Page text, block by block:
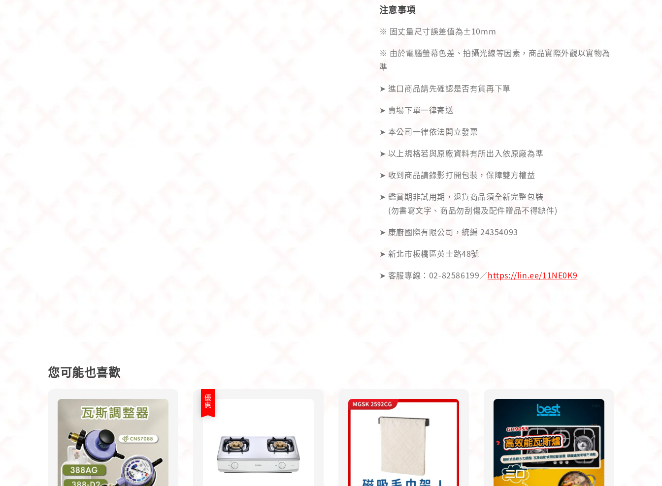
注意事項
※ 固丈量尺寸誤差值為±10mm
※ 由於電腦螢幕色差、拍攝光線等因素，商品實際外觀以實物為
準
➤ 進口商品請先確認是否有貨再下單
➤ 賣場下單一律寄送
➤ 本公司一律依法開立發票
➤ 以上規格若與原廠資料有所出入依原廠為準
➤ 收到商品請錄影打開包裝，保障雙方權益
➤ 鑑賞期非試用期，退貨商品須全新完整包裝
(勿書寫文字、商品勿刮傷及配件贈品不得缺件)
➤ 康廚國際有限公司，統編 24354093
➤ 新北市板橋區英士路48號
➤ 客服專線：02-82586199／https://lin.ee/11NE0K9
您可能也喜歡
優惠